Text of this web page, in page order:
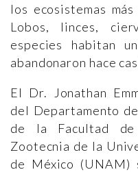
los ecosistemas
Lobos, linces,
especies habitan
abandonaron hace
El Dr. Jonathan
del Departamento
de la Facultad
Zootecnia de la
de México (UNAM)